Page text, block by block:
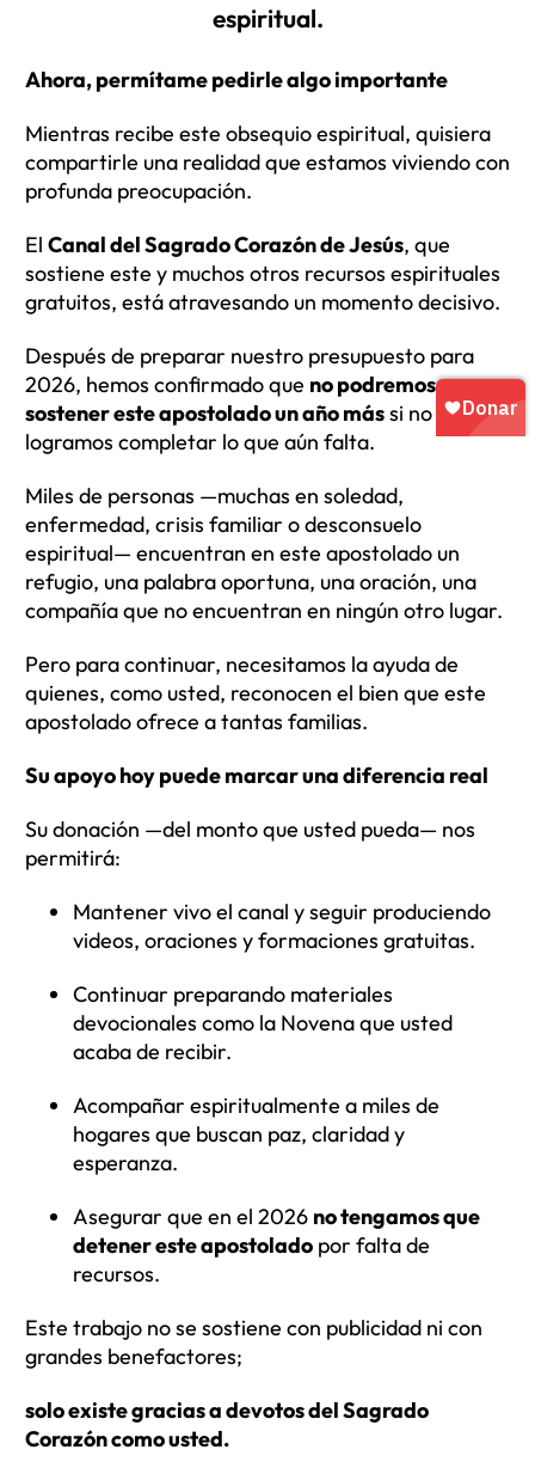
espiritual.
Ahora, permítame pedirle algo importante
Mientras recibe este obsequio espiritual, quisiera
compartirle una realidad que estamos viviendo con
profunda preocupación.
El Canal del Sagrado Corazón de Jesús, que
sostiene este y muchos otros recursos espirituales
gratuitos, está atravesando un momento decisivo.
Después de preparar nuestro presupuesto para
2026, hemos confirmado que no podremos
sostener este apostolado un año mássi no
logramos completar lo que aún falta.
Miles de personas —muchas en soledad,
enfermedad, crisis familiar o desconsuelo
espiritual— encuentran en este apostolado un
refugio, una palabra oportuna, una oración, una
compañía que no encuentran en ningún otro lugar.
Pero para continuar, necesitamos la ayuda de
quienes, como usted, reconocen el bien que este
apostolado ofrece a tantas familias.
Su apoyo hoy puede marcar una diferencia real
Su donación —del monto que usted pueda— nos
permitirá:
Mantener vivo el canal y seguir produciendo
videos, oraciones y formaciones gratuitas.
Continuar preparando materiales
devocionales como la Novena que usted
acaba de recibir.
Acompañar espiritualmente a miles de
hogares que buscan paz, claridad y
esperanza.
Asegurar que en el 2026 no tengamos que
detener este apostolado por falta de
recursos.
Este trabajo no se sostiene con publicidad ni con
grandes benefactores;
solo existe gracias a devotos del Sagrado
Corazón como usted.